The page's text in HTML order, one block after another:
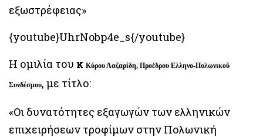
εξωστρέφειας»
{youtube}UhrNobp4e_s{/youtube}
Η ομιλία του κ Κύρου Λαζαρίδη, Προέδρου Ελληνο-Πολωνικού
Συνδέσμου, με τίτλο:
«Οι δυνατότητες εξαγωγών των ελληνικών
επιχειρήσεων τροφίμων στην Πολωνική